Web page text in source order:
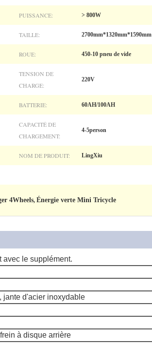
PUISSANCE: > 800W
TAILLE: 2700mm*1320mm*1590mm
ROUE: 450-10 pneu de vide
TENSION DE
CHARGE:
220V
BATTERIE: 60AH/100AH
CAPACITÉ DE
CHARGEMENT:
4-5person
NOM DE PRODUIT: LingXiu
4Wheels, Énergie verte Mini Tricycle
avec le supplément.
jante d'acier inoxydable
à disque arrière